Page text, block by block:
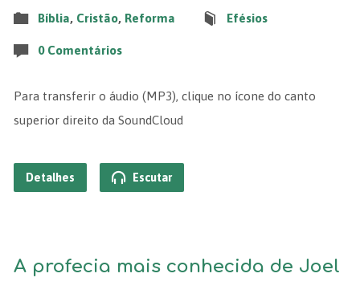
Bíblia, Cristão, Reforma Efésios
0 Comentários
Para transferir o áudio (MP3), clique no ícone do canto
superior direito da SoundCloud
Detalhes Escutar
A profecia mais conhecida de Joel